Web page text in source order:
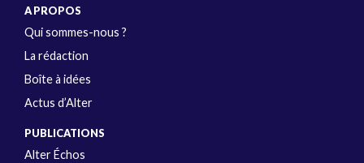
A PROPOS
Qui sommes-nous ?
La rédaction
Boîte à idées
Actus d’Alter
PUBLICATIONS
Alter Échos